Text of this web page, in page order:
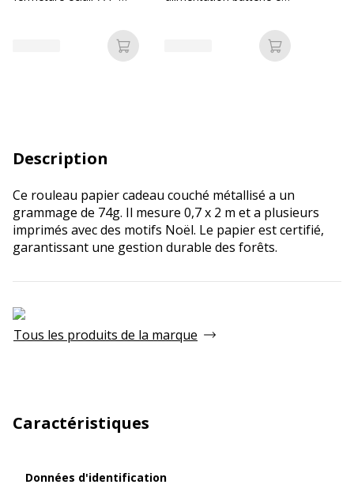
Ajouter au panier Ajouter au
Description
Ce rouleau papier cadeau couché métallisé a un
grammage de 74g. Il mesure 0,7 x 2 m et a plusieurs
imprimés avec des motifs Noël. Le papier est certifié,
garantissant une gestion durable des forêts.
Tous les produits de la marque
Caractéristiques
Données d'identification